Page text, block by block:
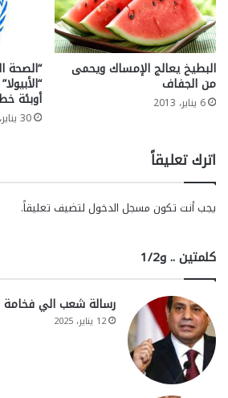
البطيخ يعالج الإمساك ويحمى
من الجفاف
6 يناير، 2013
“الصحة
أوبئة
30 يناير، 2012
اترك تعليقاً
يجب أنت تكون مسجل الدخول لتضيف تعليقاً.
كلمتين .. و1/2
رسالة شعب الي
12 يناير، 2025